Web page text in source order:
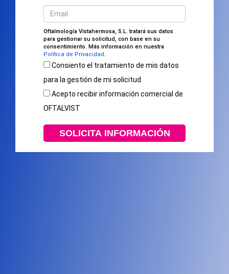
Oftalmología Vistahermosa, S.L. tratará sus datos
para gestionar su solicitud, con base en su
consentimiento. Más información en nuestra
Política de Privacidad.
Consiento el tratamiento de mis datos
para la gestión de mi solicitud
Acepto recibir información comercial de
OFTALVIST